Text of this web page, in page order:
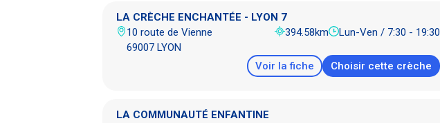
LA CRÈCHE ENCHANTÉE - LYON 7
10 route de Vienne
69007 LYON
394.58km Lun-Ven / 7:30 - 19:30
Voir la fiche Choisir cette crèche
LA COMMUNAUTÉ ENFANTINE